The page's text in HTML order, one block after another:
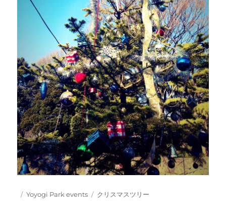
Posted
Categories
Yoyogi Park events Tags
クリスマスツリー